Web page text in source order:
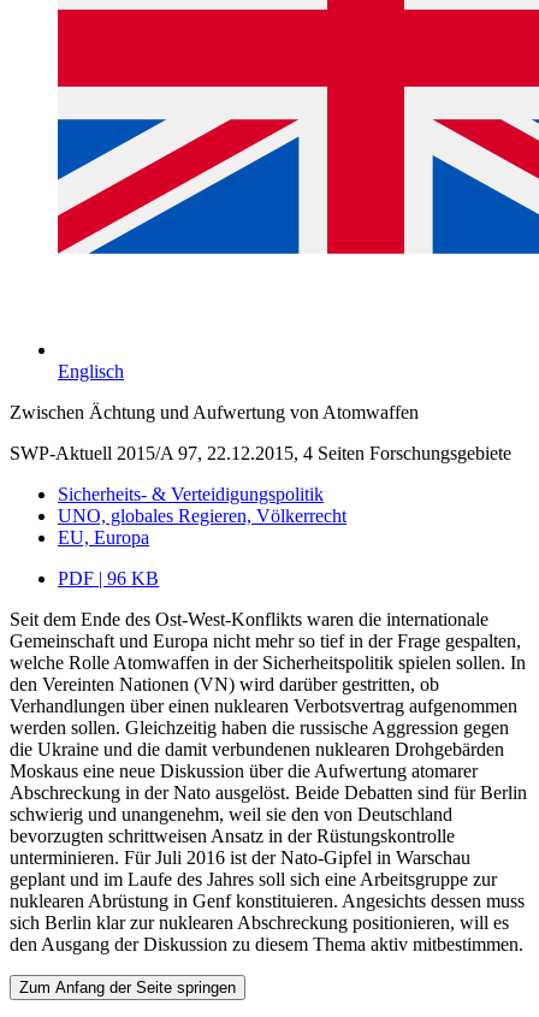
Englisch
Zwischen Ächtung und Aufwertung von Atomwaffen
SWP-Aktuell 2015/A 97, 22.12.2015, 4 Seiten Forschungsgebiete
Sicherheits- & Verteidigungspolitik
UNO, globales Regieren, Völkerrecht
EU, Europa
PDF | 96 KB
Seit dem Ende des Ost-West-Konflikts waren die internationale
Gemeinschaft und Europa nicht mehr so tief in der Frage gespalten,
welche Rolle Atomwaffen in der Sicherheitspolitik spielen sollen. In
den Vereinten Nationen (VN) wird darüber gestritten, ob
Verhandlungen über einen nuklearen Verbotsvertrag aufgenommen
werden sollen. Gleichzeitig haben die russische Aggression gegen
die Ukraine und die damit verbundenen nuklearen Drohgebärden
Moskaus eine neue Diskussion über die Aufwertung atomarer
Abschreckung in der Nato ausgelöst. Beide Debatten sind für Berlin
schwierig und unangenehm, weil sie den von Deutschland
bevorzugten schrittweisen Ansatz in der Rüstungskontrolle
unterminieren. Für Juli 2016 ist der Nato-Gipfel in Warschau
geplant und im Laufe des Jahres soll sich eine Arbeitsgruppe zur
nuklearen Abrüstung in Genf konstituieren. Angesichts dessen muss
sich Berlin klar zur nuklearen Abschreckung positionieren, will es
den Ausgang der Diskussion zu diesem Thema aktiv mitbestimmen.
Zum Anfang der Seite springen